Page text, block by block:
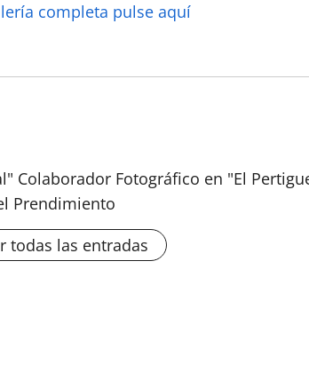
completa pulse aquí
Colaborador Fotográfico en "El
Prendimiento
todas las entradas